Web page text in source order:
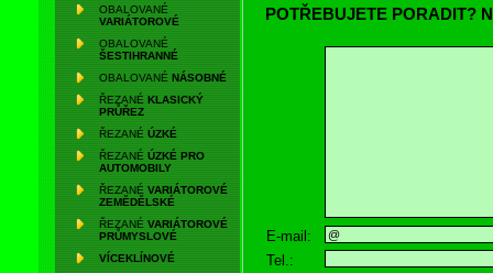
OBALOVANÉ
VARIÁTOROVÉ
OBALOVANÉ
ŠESTIHRANNÉ
OBALOVANÉ NÁSOBNÉ
ŘEZANÉ KLASICKÝ
PRŮŘEZ
ŘEZANÉ ÚZKÉ
ŘEZANÉ ÚZKÉ PRO
AUTOMOBILY
ŘEZANÉ VARIÁTOROVÉ
ZEMĚDĚLSKÉ
ŘEZANÉ VARIÁTOROVÉ
PRŮMYSLOVÉ
VÍCEKLÍNOVÉ
POTŘEBUJETE PORADIT?
E-mail:
Tel.: